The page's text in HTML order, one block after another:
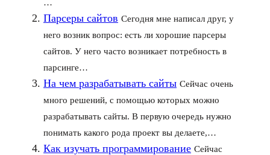
…
Парсеры сайтов Сегодня мне написал друг, у
него возник вопрос: есть ли хорошие парсеры
сайтов. У него часто возникает потребность в
парсинге…
На чем разрабатывать сайты Сейчас очень
много решений, с помощью которых можно
разрабатывать сайты. В первую очередь нужно
понимать какого рода проект вы делаете,…
Как изучать программирование Сейчас